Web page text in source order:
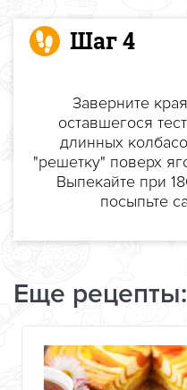
Шаг 4
Заверните
оставшегося
длинных
"решетку" поверх
Выпекайте при
посыпьте
Еще рецепты: